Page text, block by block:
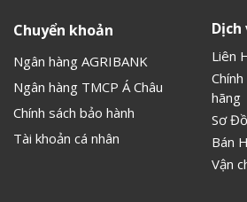
Chuyển khoản
Ngân hàng AGRIBANK
Ngân hàng TMCP Á Châu
Chính sách bảo hành
Tài khoản cá nhân
Dịch
Liên
hãng
Sơ
Bán
Vận